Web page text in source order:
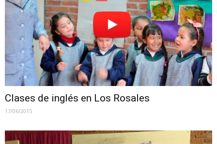
Clases de inglés en Los Rosales
17/06/2015